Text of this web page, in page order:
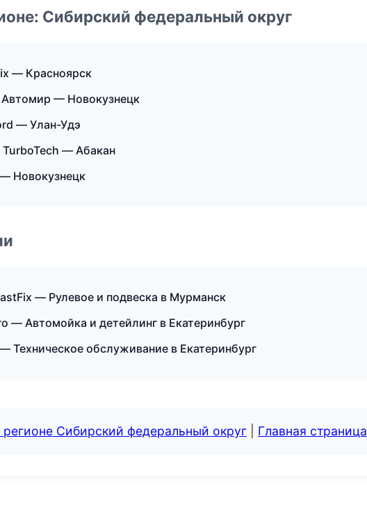
Сибирский федеральный округ
— Красноярск
Автомир — Новокузнецк
— Улан-Удэ
— Абакан
— Новокузнецк
— Рулевое и подвеска в Мурманск
— Автомойка и детейлинг в Екатеринбург
Техническое обслуживание в Екатеринбург
Сибирский федеральный округ Главная страница